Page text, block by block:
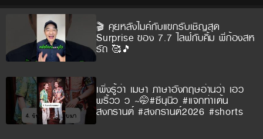
🎬 คุยหลังไมค์กับแขกรับเชิญสุด
Surprise ของ 7.7 ไลฟ์กับคิ้ม พี่ก้องสห
รัถ 🥰🎵
เพิ่งรู้ว่า เมษา ภาษาอังกฤษอ่านว่า เอว
พริ้วว ว ~🤭#ซีนุนิว #แจกท่าเต้น
สงกรานต์ #สงกรานต์2026 #shorts